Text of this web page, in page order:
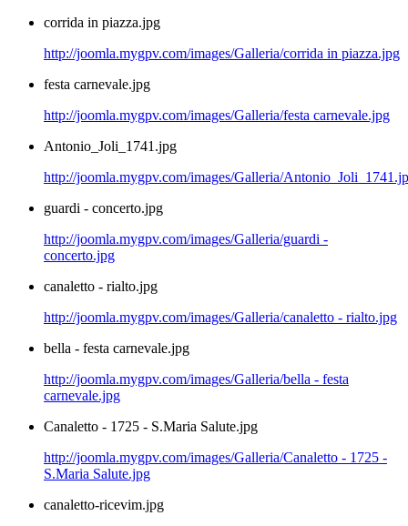
corrida in piazza.jpg
http://joomla.mygpv.com/images/Galleria/corrida in piazza.jpg
festa carnevale.jpg
http://joomla.mygpv.com/images/Galleria/festa carnevale.jpg
Antonio_Joli_1741.jpg
http://joomla.mygpv.com/images/Galleria/
guardi - concerto.jpg
http://joomla.mygpv.com/images/Galleria/guardi -
concerto.jpg
canaletto - rialto.jpg
http://joomla.mygpv.com/images/Galleria/canaletto - rialto.jpg
bella - festa carnevale.jpg
http://joomla.mygpv.com/images/Galleria/bella - festa
carnevale.jpg
Canaletto - 1725 - S.Maria Salute.jpg
http://joomla.mygpv.com/images/Galleria/Canaletto - 1725 -
S.Maria Salute.jpg
canaletto-ricevim.jpg